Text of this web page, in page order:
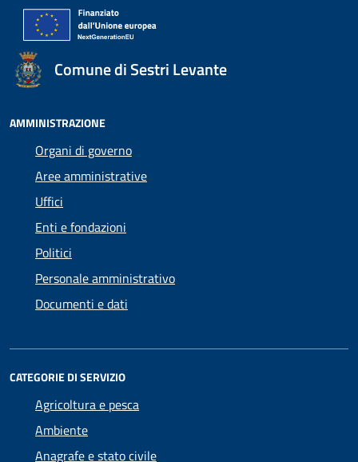
Comune di Sestri Levante
AMMINISTRAZIONE
Organi di governo
Aree amministrative
Uffici
Enti e fondazioni
Politici
Personale amministrativo
Documenti e dati
CATEGORIE DI SERVIZIO
Agricoltura e pesca
Ambiente
Anagrafe e stato civile